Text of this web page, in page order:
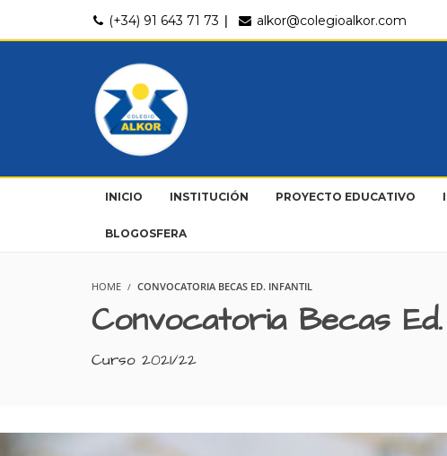
(+34) 91 643 71 73 | alkor@colegioalkor.com
INICIO INSTITUCIÓN PROYECTO EDUCATIVO
BLOGOSFERA
HOME CONVOCATORIA BECAS ED. INFANTIL
Convocatoria Becas
Curso 2021/22